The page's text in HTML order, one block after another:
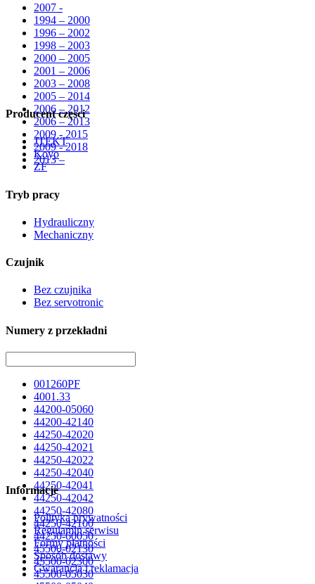
2007 -
1994 – 2000
1996 – 2002
1998 – 2003
2000 – 2005
2001 – 2006
2003 – 2008
2005 – 2014
2006 – 2012
2006 – 2013
2009 - 2015
2009 - 2018
2013 –
Producent części
JTEKT
Koyo
ZF
Tryb pracy
Hydrauliczny
Mechaniczny
Czujnik
Bez czujnika
Bez servotronic
Numery z przekładni
001260PF
4001.33
44200-05060
44200-42140
44250-42020
44250-42021
44250-42022
44250-42040
44250-42041
44250-42042
44250-42080
44250-42100
44250-60050
45500-02130
45500-02300
45500-05030
Informacje
Polityka prywatności
Regulamin serwisu
Formy płatności
Sposób dostawy
Gwarancja i reklamacja